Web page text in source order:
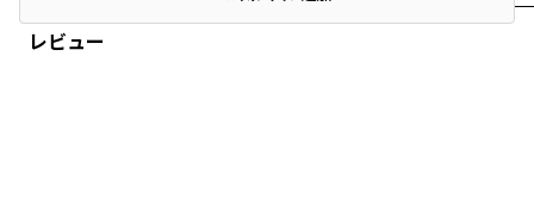
レビュー